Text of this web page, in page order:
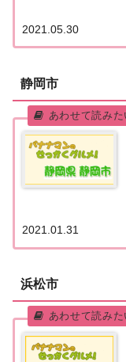
2021.05.30
静岡市
2021.01.31
浜松市